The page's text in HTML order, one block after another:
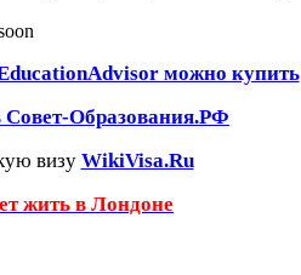
можно купить
Совет-Образования.РФ
визу WikiVisa.Ru
жить в Лондоне